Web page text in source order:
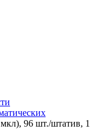
96 шт./штатив,